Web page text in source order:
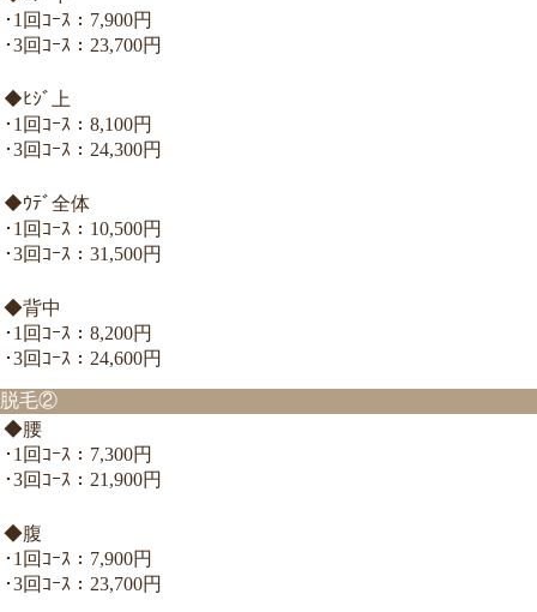
･1回ｺｰｽ：7,900円
･3回ｺｰｽ：23,700円
◆ﾋｼﾞ上
･1回ｺｰｽ：8,100円
･3回ｺｰｽ：24,300円
◆ｳﾃﾞ全体
･1回ｺｰｽ：10,500円
･3回ｺｰｽ：31,500円
◆背中
･1回ｺｰｽ：8,200円
･3回ｺｰｽ：24,600円
脱毛②
◆腰
･1回ｺｰｽ：7,300円
･3回ｺｰｽ：21,900円
◆腹
･1回ｺｰｽ：7,900円
･3回ｺｰｽ：23,700円